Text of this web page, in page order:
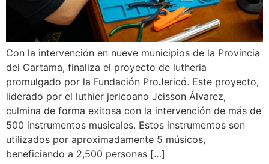
Con la intervención en nueve municipios de la Provincia
del Cartama, finaliza el proyecto de lutheria
promulgado por la Fundación ProJericó. Este proyecto,
liderado por el luthier jericoano Jeisson Álvarez,
culmina de forma exitosa con la intervención de más de
500 instrumentos musicales. Estos instrumentos son
utilizados por aproximadamente 5 músicos,
beneficiando a 2,500 personas […]